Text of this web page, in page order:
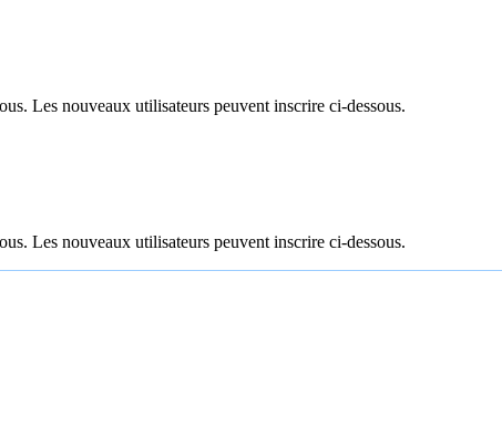
Les nouveaux utilisateurs peuvent inscrire ci-dessous.
Les nouveaux utilisateurs peuvent inscrire ci-dessous.